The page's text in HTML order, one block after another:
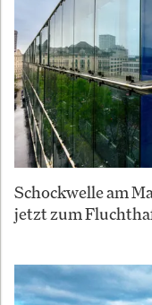
Schockwelle am
jetzt zum